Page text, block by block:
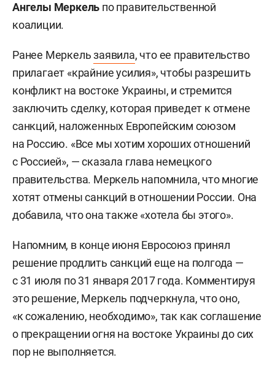
Ангелы Меркель по правительственной
коалиции.
Ранее Меркель заявила, что ее правительство
прилагает «крайние усилия», чтобы разрешить
конфликт на востоке Украины, и стремится
заключить сделку, которая приведет к отмене
санкций, наложенных Европейским союзом
на Россию. «Все мы хотим хороших отношений
с Россией», — сказала глава немецкого
правительства. Меркель напомнила, что многие
хотят отмены санкций в отношении России. Она
добавила, что она также «хотела бы этого».
Напомним, в конце июня Евросоюз принял
решение продлить санкций еще на полгода —
с 31 июля по 31 января 2017 года. Комментируя
это решение, Меркель подчеркнула, что оно,
«к сожалению, необходимо», так как соглашение
о прекращении огня на востоке Украины до сих
пор не выполняется.